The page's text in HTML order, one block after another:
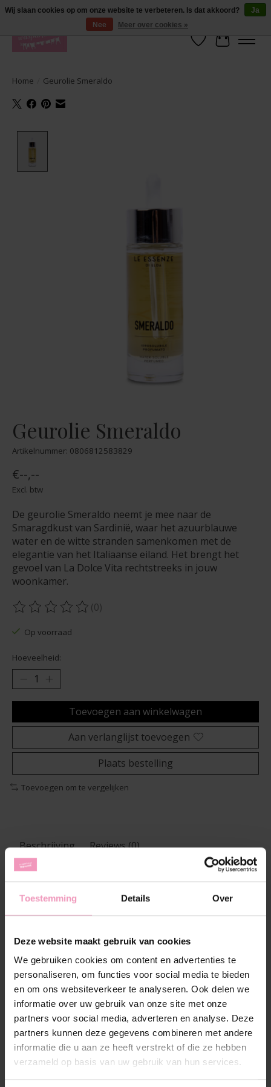
Toestemming Details Over
Deze website maakt gebruik van cookies
We gebruiken cookies om content en advertenties te
personaliseren, om functies voor social media te bieden
en om ons websiteverkeer te analyseren. Ook delen we
informatie over uw gebruik van onze site met onze
partners voor social media, adverteren en analyse. Deze
partners kunnen deze gegevens combineren met andere
informatie die u aan ze heeft verstrekt of die ze hebben
verzameld op basis van uw gebruik van hun services.
De lekkerste geuren wasparfum in uw eigen shop. Testers nodig? Ga naar
producten --> wasparfum --> geurtester
Verlanglijst
Home Geurolie Smeraldo
Geurolie Smeraldo
Artikelnummer: 0806812583829
€--,--
Excl. btw
De geurolie Smeraldo neemt je mee naar de
Smaragdkust van Sardinië, waar het azuurblauwe
water en de witte stranden samenkomen met de
elegantie van het Italiaanse eiland. Het brengt het
gevoel van La Dolce Vita rechtstreeks in jouw
woonkamer.
De beoordeling van dit product is
(0)
Op voorraad
Hoeveelheid:
Toevoegen aan winkelwagen
Aan verlanglijst toevoegen
Plaats bestelling
Toevoegen om te vergelijken
Beschrijving Reviews (0)
Geurolie Smeraldo
Met maar liefst 10 nieuwe geuroliën geïnspireerd op
achterblijven. De geurolie Smeraldo neemt je mee
azuurblauwe water en de witte stranden
samenkomen met de elegantie van het Italiaanse
eiland. Het brengt het gevoel van La Dolce Vita
rechtstreeks in jouw woonkamer.
Geur:
Fris en musk
Inhoud: 30 ml
Wat is geurolie?
Wij slaan cookies op om onze website te verbeteren. Is dat akkoord?
Ja
Nee
Meer over cookies »